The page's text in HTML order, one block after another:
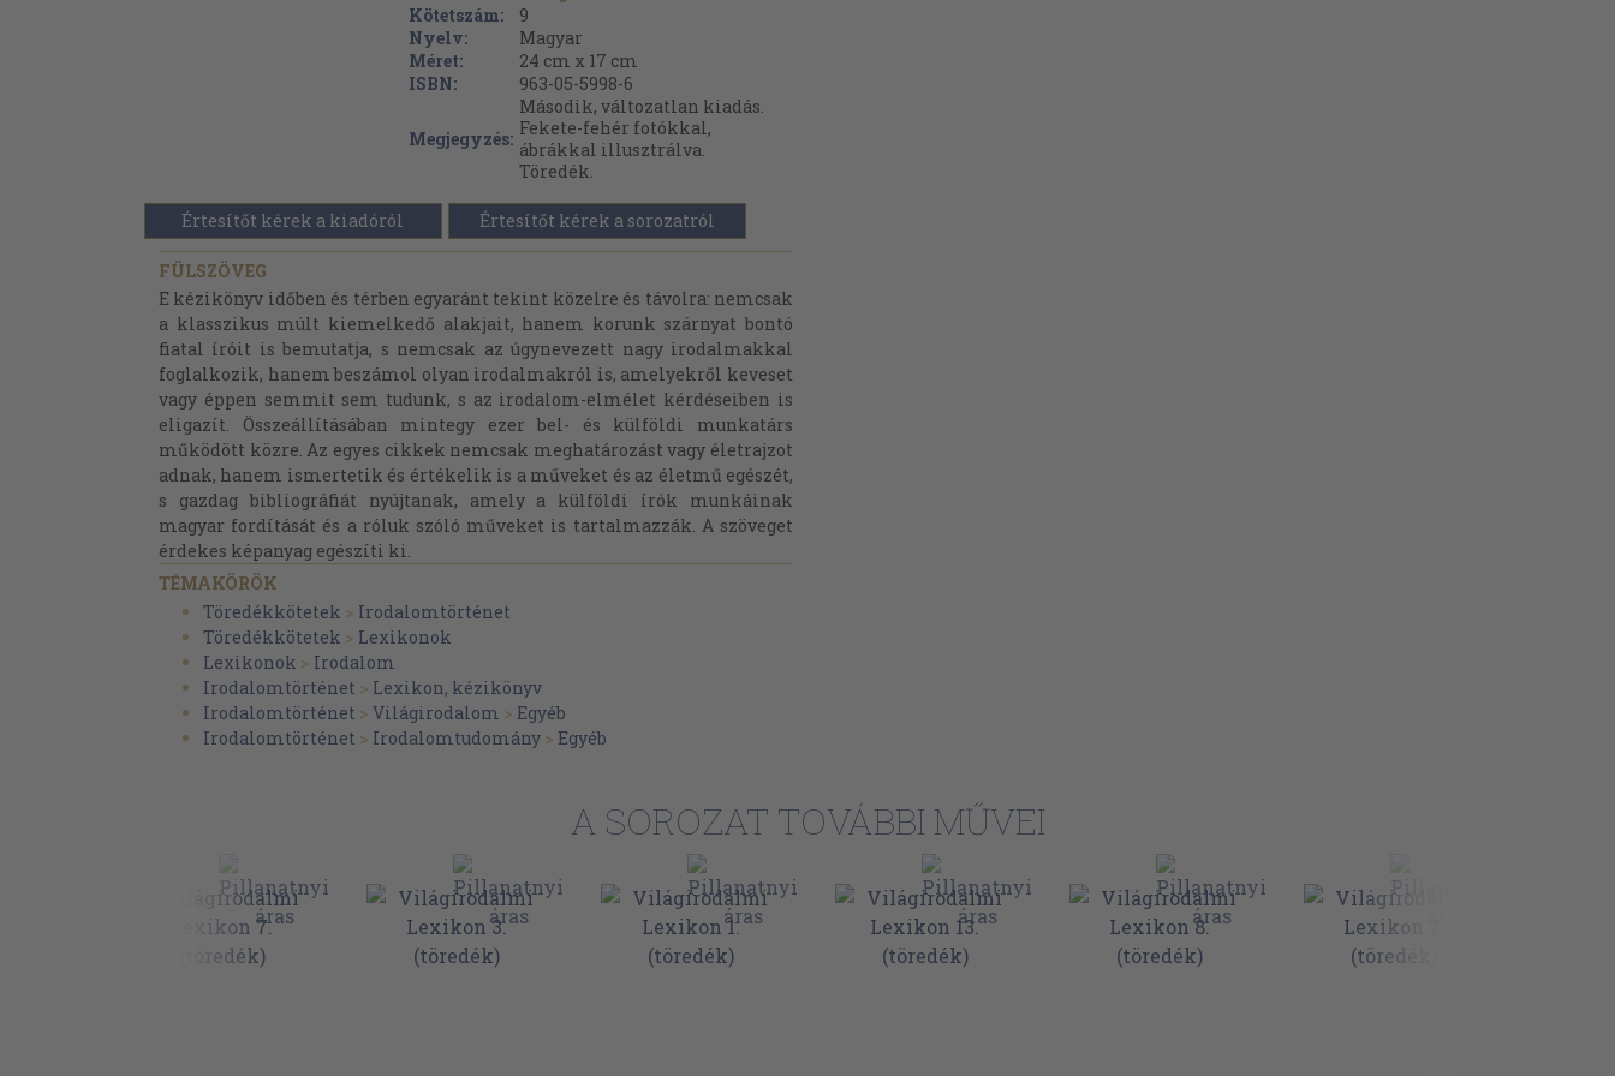
Kötetszám:
9
Nyelv:
Magyar
Méret:
24 cm x 17 cm
ISBN:
963-05-5998-6
Megjegyzés:
Második, változatlan kiadás.
Fekete-fehér fotókkal,
ábrákkal illusztrálva.
Töredék.
Értesítőt kérek a kiadóról Értesítőt kérek a sorozatról
FÜLSZÖVEG
E kézikönyv időben és térben egyaránt tekint közelre és távolra: nemcsak
a klasszikus múlt kiemelkedő alakjait, hanem korunk szárnyat bontó
fiatal íróit is bemutatja, s nemcsak az úgynevezett nagy irodalmakkal
foglalkozik, hanem beszámol olyan irodalmakról is, amelyekről keveset
vagy éppen semmit sem tudunk, s az irodalom-elmélet kérdéseiben is
eligazít. Összeállításában mintegy ezer bel- és külföldi munkatárs
működött közre. Az egyes cikkek nemcsak meghatározást vagy életrajzot
adnak, hanem ismertetik és értékelik is a műveket és az életmű egészét,
s gazdag bibliográfiát nyújtanak, amely a külföldi írók munkáinak
magyar fordítását és a róluk szóló műveket is tartalmazzák. A szöveget
érdekes képanyag egészíti ki.
TÉMAKÖRÖK
Töredékkötetek > Irodalomtörténet
Töredékkötetek > Lexikonok
Lexikonok > Irodalom
Irodalomtörténet > Lexikon, kézikönyv
Irodalomtörténet > Világirodalom > Egyéb
Irodalomtörténet > Irodalomtudomány > Egyéb
A SOROZAT TOVÁBBI MŰVEI